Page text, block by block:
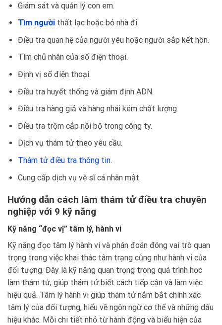
Giám sát và quản lý con em.
Tìm ngườithất lạc hoặc bỏ nhà đi.
Điều tra quan hệ của người yêu hoặc người sắp kết hôn.
Tìm chủ nhân của số điện thoại.
Định vị số điện thoại.
Điều tra huyết thống và giám định ADN.
Điều tra hàng giả và hàng nhái kém chất lượng.
Điều tra trộm cắp nội bộ trong công ty.
Dịch vụ thám tử theo yêu cầu.
Thám tử điều tra thông tin.
Cung cấp dịch vụ vệ sĩ cá nhân mật.
Hướng dẫn cách làm thám tử điều tra chuyên
nghiệp với 9 kỹ năng
Kỹ năng “đọc vị” tâm lý, hành vi
Kỹ năng đọc tâm lý hành vi và phán đoán đóng vai trò quan
trọng trong việc khai thác tâm trạng cũng như hành vi của
đối tượng. Đây là kỹ năng quan trọng trong quá trình học
làm thám tử, giúp thám tử biết cách tiếp cận và làm việc
hiệu quả. Tâm lý hành vi giúp thám tử nắm bắt chính xác
tâm lý của đối tượng, hiểu về ngôn ngữ cơ thể và những dấu
hiệu khác. Mỗi chi tiết nhỏ từ hành động và biểu hiện của